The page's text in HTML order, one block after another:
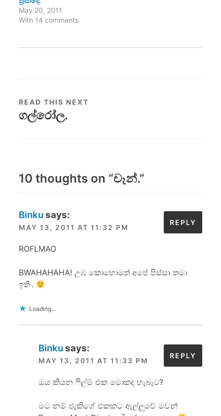
May 20, 2011
With 14 comments
READ THIS NEXT
ගල්රෝල.
10 thoughts on “චෑන්.”
Binkusays:
MAY 13, 2011 AT 11:32 PM
ROFLMAO
BWAHAHAHA! උඹ කොහොමත් අපේ පිස්සා තමා
ඉතිං.
Loading...
REPLY
Binkusays:
MAY 13, 2011 AT 11:33 PM
ඔය කියන ෆිල්ම් එක මොකද හැබෑට?
මට නම් ජැකිගේ එකකට ඇල්ලුවේ මචන්
REPLY